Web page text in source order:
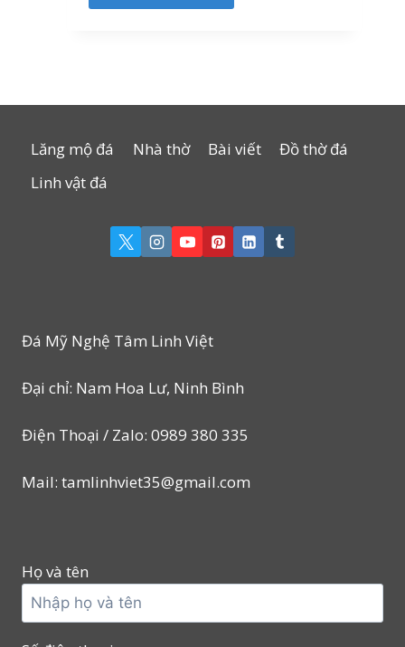
Lăng mộ đá Nhà thờ Bài viết
Đồ thờ đá
Linh vật đá
Đá Mỹ Nghệ Tâm Linh Việt
Đại chỉ: Nam Hoa Lư, Ninh Bình
Điện Thoại / Zalo: 0989 380 335
Mail: tamlinhviet35@gmail.com
Họ và tên